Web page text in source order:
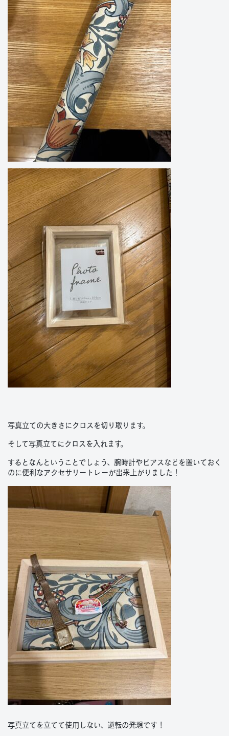
写真立ての大きさにクロスを切り取ります。
そして写真立てにクロスを入れます。
するとなんということでしょう、腕時計やピアスなどを置いておく
のに便利なアクセサリートレーが出来上がりました！
写真立てを立てて使用しない、逆転の発想です！